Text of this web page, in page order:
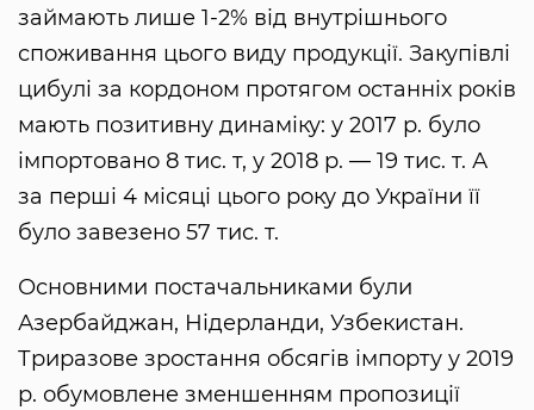
займають лише 1-2% від внутрішнього
споживання цього виду продукції. Закупівлі
цибулі за кордоном протягом останніх років
мають позитивну динаміку: у 2017 р. було
імпортовано 8 тис. т, у 2018 р. — 19 тис. т. А
за перші 4 місяці цього року до України її
було завезено 57 тис. т.
Основними постачальниками були
Азербайджан, Нідерланди, Узбекистан.
Триразове зростання обсягів імпорту у 2019
р. обумовлене зменшенням пропозиції